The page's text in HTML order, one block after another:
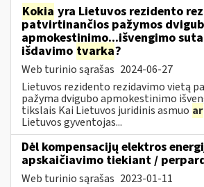
Kokia yra Lietuvos rezidento
patvirtinančios pažymos
apmokestinimo...išvengimo
išdavimo tvarka?
Web turinio sąrašas 2024-06-27
Lietuvos rezidento rezidavimo vietą
pažyma dvigubo apmokestinimo
tikslais Kai Lietuvos juridinis asmuo ar
Lietuvos gyventojas...
Dėl kompensacijų elektros
apskaičiavimo tiekiant /
Web turinio sąrašas 2023-01-11